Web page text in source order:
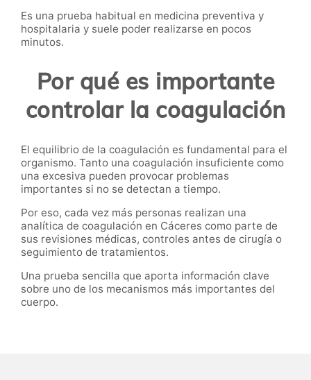
Es una prueba habitual en medicina preventiva y
hospitalaria y suele poder realizarse en pocos
minutos.
Por qué es importante
controlar la coagulación
El equilibrio de la coagulación es fundamental para el
organismo. Tanto una coagulación insuficiente como
una excesiva pueden provocar problemas
importantes si no se detectan a tiempo.
Por eso, cada vez más personas realizan una
analítica de coagulación en Cáceres como parte de
sus revisiones médicas, controles antes de cirugía o
seguimiento de tratamientos.
Una prueba sencilla que aporta información clave
sobre uno de los mecanismos más importantes del
cuerpo.